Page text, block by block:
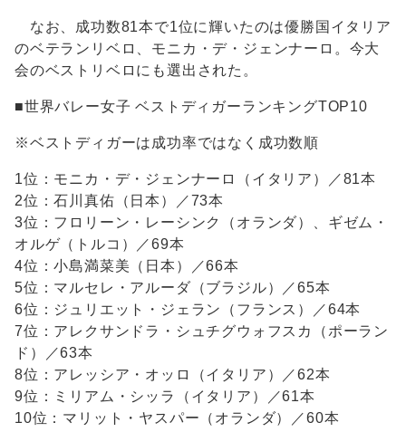
なお、成功数81本で1位に輝いたのは優勝国イタリア
のベテランリベロ、モニカ・デ・ジェンナーロ。今大
会のベストリベロにも選出された。
■世界バレー女子 ベストディガーランキングTOP10
※ベストディガーは成功率ではなく成功数順
1位：モニカ・デ・ジェンナーロ（イタリア）／81本
2位：石川真佑（日本）／73本
3位：フロリーン・レーシンク（オランダ）、ギゼム・
オルゲ（トルコ）／69本
4位：小島満菜美（日本）／66本
5位：マルセレ・アルーダ（ブラジル）／65本
6位：ジュリエット・ジェラン（フランス）／64本
7位：アレクサンドラ・シュチグウォフスカ（ポーラン
ド）／63本
8位：アレッシア・オッロ（イタリア）／62本
9位：ミリアム・シッラ（イタリア）／61本
10位：マリット・ヤスパー（オランダ）／60本